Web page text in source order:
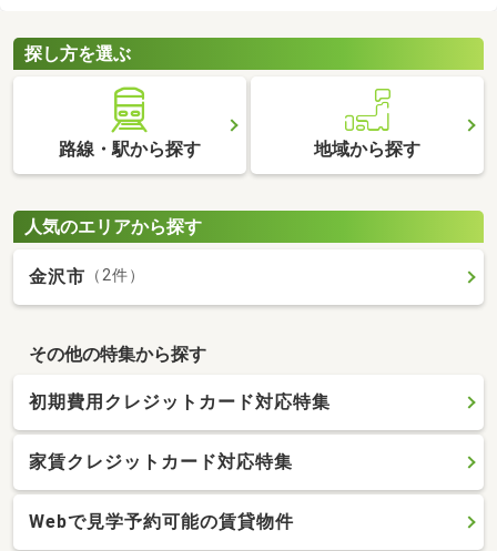
ョンから、気に入る物件を見つけてくださいね。
探し方を選ぶ
路線・駅から探す 地域から探す
人気のエリアから探す
金沢市 （2件）
その他の特集から探す
初期費用クレジットカード対応特集
家賃クレジットカード対応特集
Webで見学予約可能の賃貸物件